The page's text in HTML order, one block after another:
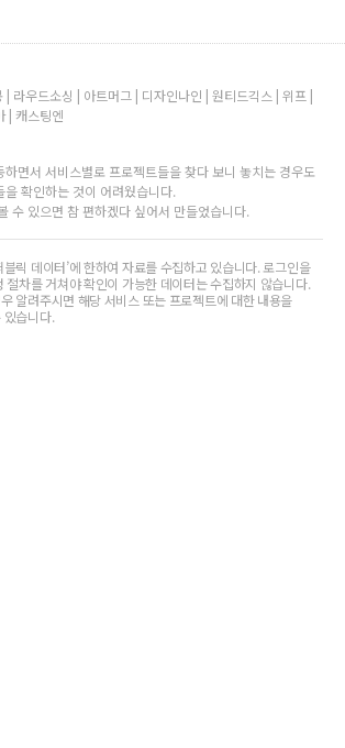
| 라우드소싱 | 아트머그 | 디자인나인 | 원티드긱스 | 위프 |
| 캐스팅엔
하면서 서비스별로 프로젝트들을 찾다 보니 놓치는 경우도
확인하는 것이 어려웠습니다.
수 있으면 참 편하겠다 싶어서 만들었습니다.
블릭 데이터’에 한하여 자료를 수집하고 있습니다. 로그인을
절차를 거쳐야 확인이 가능한 데이터는 수집하지 않습니다.
알려주시면 해당 서비스 또는 프로젝트에 대한 내용을
있습니다.